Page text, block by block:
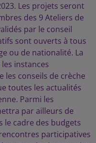
Les projets seront
des 9 Ateliers de
par le conseil
sont ouverts à tous
ou de nationalité. La
instances
les conseils de crèche
toutes les actualités
Parmi les
par ailleurs de
le cadre des budgets
participatives